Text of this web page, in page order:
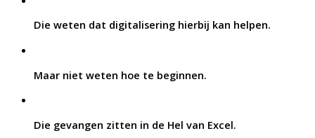
Die weten dat digitalisering hierbij kan helpen.
Maar niet weten hoe te beginnen.
Die gevangen zitten in de Hel van Excel.